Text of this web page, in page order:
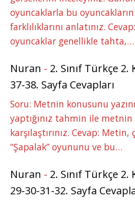
oyuncaklarla bu
farklılıklarını anlatınız.
oyuncaklar genellikle tahta,…
Nuran - 2. Sınıf Türkçe
37-38. Sayfa Cevapları
Soru: Metnin konusunu
yaptığınız tahmin ile
karşılaştırınız. Cevap: Metin,
“Şapalak” oyununu ve bu…
Nuran - 2. Sınıf Türkçe
29-30-31-32. Sayfa